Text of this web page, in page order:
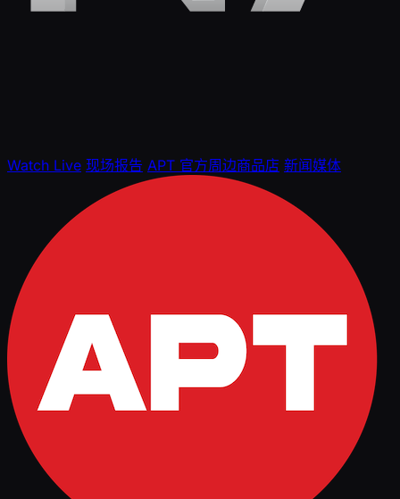
Watch Live 现场报告 APT 官方周边商品店 新闻媒体